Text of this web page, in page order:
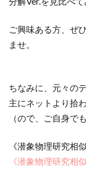
ご興味ある方、ぜ
ませ。
ちなみに、元々の
主にネットより拾
（ので、ご自身で
《潜象物理研究相
《潜象物理研究相